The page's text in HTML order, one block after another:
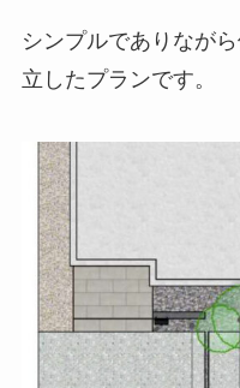
シンプルでありなが
立したプランです。